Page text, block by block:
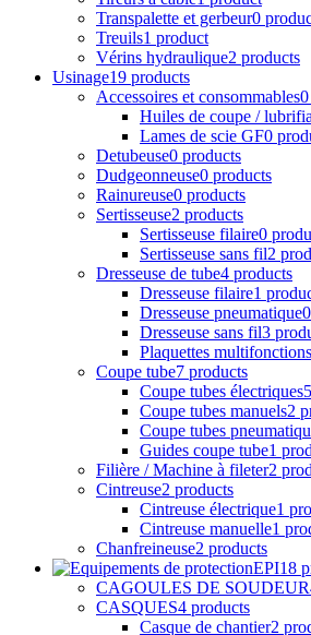
Detubeuse0 products
Dudgeonneuse0 products
Rainureuse0 products
Sertisseuse2 products
Sertisseuse filaire
Sertisseuse sans fil2
Dresseuse de tube4 products
Dresseuse filaire1
Dresseuse pneumatique
Dresseuse sans fil3
Plaquettes multifonctions
Coupe tube7 products
Coupe tubes électriques
Coupe tubes manuels2
Coupe tubes
Guides coupe tube1
Filière / Machine à fileter2
Cintreuse2 products
Cintreuse électrique1
Cintreuse manuelle
Chanfreineuse2 products
EPI18
CAGOULES DE SOUDEUR
CASQUES4 products
Casque de chantier2
Casque travail en hauteur
Casques anti-bruits1
CHAUSSURES2 products
Chaussure de sécurité
Sur-chaussure de
GANTS2 products
gants de manutention